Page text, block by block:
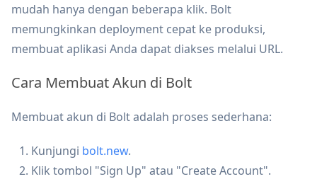
mudah hanya dengan beberapa klik. Bolt
memungkinkan deployment cepat ke produksi,
membuat aplikasi Anda dapat diakses melalui URL.
Cara Membuat Akun di Bolt
Membuat akun di Bolt adalah proses sederhana:
Kunjungi bolt.new.
Klik tombol "Sign Up" atau "Create Account".